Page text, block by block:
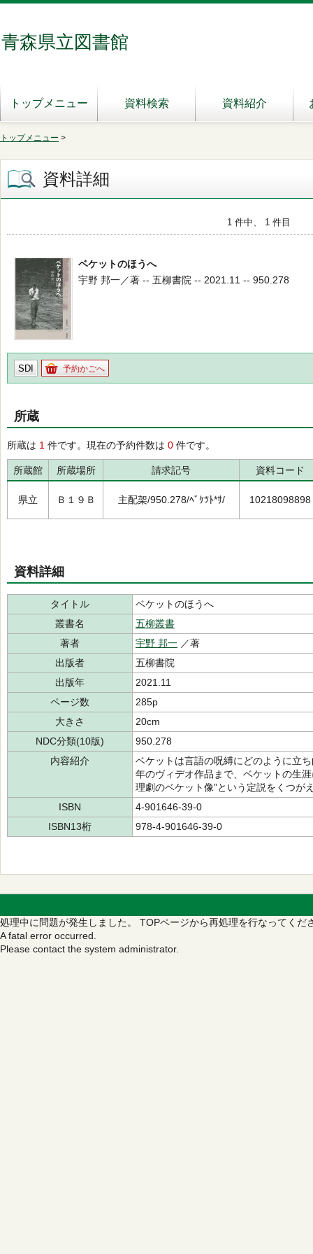
青森県立図書館
トップメニュー 資料検索 資料紹介
トップメニュー >
資料詳細
1 件中、 1 件目
ベケットのほうへ
宇野 邦一／著 -- 五柳書院 -- 2021.11 -- 950.278
SDI 予約かごへ
所蔵
所蔵は 1 件です。現在の予約件数は 0 件です。
所蔵館 所蔵場所 請求記号 資料コード
県立 Ｂ１９Ｂ 主配架/950.278/ﾍﾞｹﾂﾄ*ｻ/ 10218098898
資料詳細
タイトル
ベケットのほうへ
叢書名
五柳叢書
著者
宇野 邦一 ／著
出版者
五柳書院
出版年
2021.11
ページ数
285p
大きさ
20cm
NDC分類(10版)
950.278
内容紹介
ベケットは言語の呪縛にどのように立
年のヴィデオ作品まで、ベケットの生
理劇のベケット像”という定説をくつが
ISBN
4-901646-39-0
ISBN13桁
978-4-901646-39-0
処理中に問題が発生しました。 TOPページから再処理を行なってくだ
A fatal error occurred.
Please contact the system administrator.